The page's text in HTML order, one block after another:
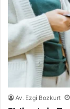
Av. Ezgi Bozkurt